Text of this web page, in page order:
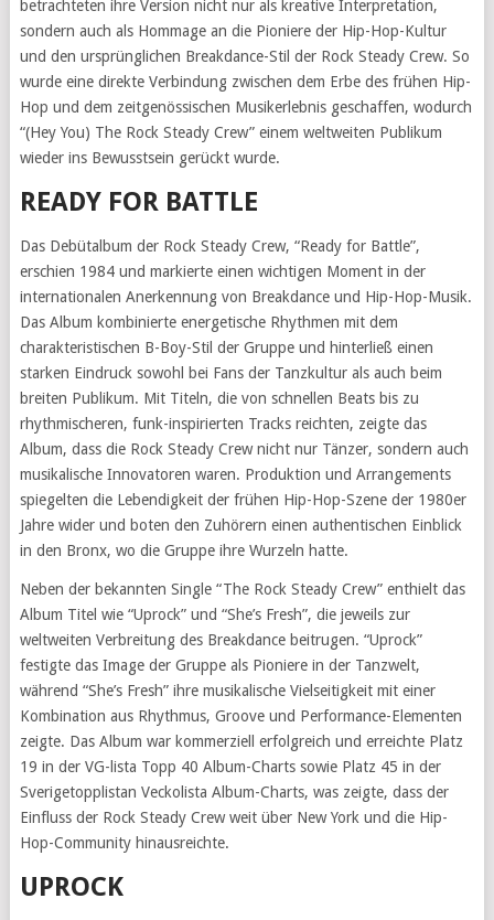
betrachteten ihre Version nicht nur als kreative Interpretation,
sondern auch als Hommage an die Pioniere der Hip-Hop-Kultur
und den ursprünglichen Breakdance-Stil der Rock Steady Crew. So
wurde eine direkte Verbindung zwischen dem Erbe des frühen Hip-
Hop und dem zeitgenössischen Musikerlebnis geschaffen, wodurch
“(Hey You) The Rock Steady Crew” einem weltweiten Publikum
wieder ins Bewusstsein gerückt wurde.
READY FOR BATTLE
Das Debütalbum der Rock Steady Crew, “Ready for Battle”,
erschien 1984 und markierte einen wichtigen Moment in der
internationalen Anerkennung von Breakdance und Hip-Hop-Musik.
Das Album kombinierte energetische Rhythmen mit dem
charakteristischen B-Boy-Stil der Gruppe und hinterließ einen
starken Eindruck sowohl bei Fans der Tanzkultur als auch beim
breiten Publikum. Mit Titeln, die von schnellen Beats bis zu
rhythmischeren, funk-inspirierten Tracks reichten, zeigte das
Album, dass die Rock Steady Crew nicht nur Tänzer, sondern auch
musikalische Innovatoren waren. Produktion und Arrangements
spiegelten die Lebendigkeit der frühen Hip-Hop-Szene der 1980er
Jahre wider und boten den Zuhörern einen authentischen Einblick
in den Bronx, wo die Gruppe ihre Wurzeln hatte.
Neben der bekannten Single “The Rock Steady Crew” enthielt das
Album Titel wie “Uprock” und “She’s Fresh”, die jeweils zur
weltweiten Verbreitung des Breakdance beitrugen. “Uprock”
festigte das Image der Gruppe als Pioniere in der Tanzwelt,
während “She’s Fresh” ihre musikalische Vielseitigkeit mit einer
Kombination aus Rhythmus, Groove und Performance-Elementen
zeigte. Das Album war kommerziell erfolgreich und erreichte Platz
19 in der VG-lista Topp 40 Album-Charts sowie Platz 45 in der
Sverigetopplistan Veckolista Album-Charts, was zeigte, dass der
Einfluss der Rock Steady Crew weit über New York und die Hip-
Hop-Community hinausreichte.
UPROCK